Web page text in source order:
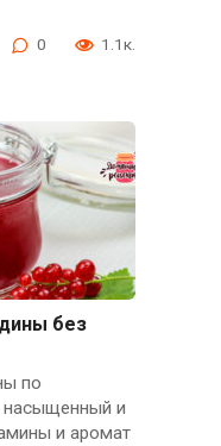
0 1.1к.
без
по
насыщенный и
и аромат